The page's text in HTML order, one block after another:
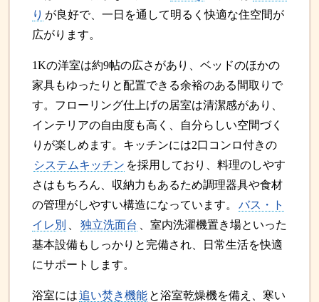
り が良好で、一日を通して明るく快適な住空間が
広がります。
1Kの洋室は約9帖の広さがあり、ベッドのほかの
家具もゆったりと配置できる余裕のある間取りで
す。フローリング仕上げの居室は清潔感があり、
インテリアの自由度も高く、自分らしい空間づく
りが楽しめます。キッチンには2口コンロ付きの
システムキッチン を採用しており、料理のしやす
さはもちろん、収納力もあるため調理器具や食材
の管理がしやすい構造になっています。
バス・ト
イレ別
独立洗面台
、室内洗濯機置き場といった
基本設備もしっかりと完備され、日常生活を快適
にサポートします。
浴室には追い焚き機能 と浴室乾燥機を備え、寒い